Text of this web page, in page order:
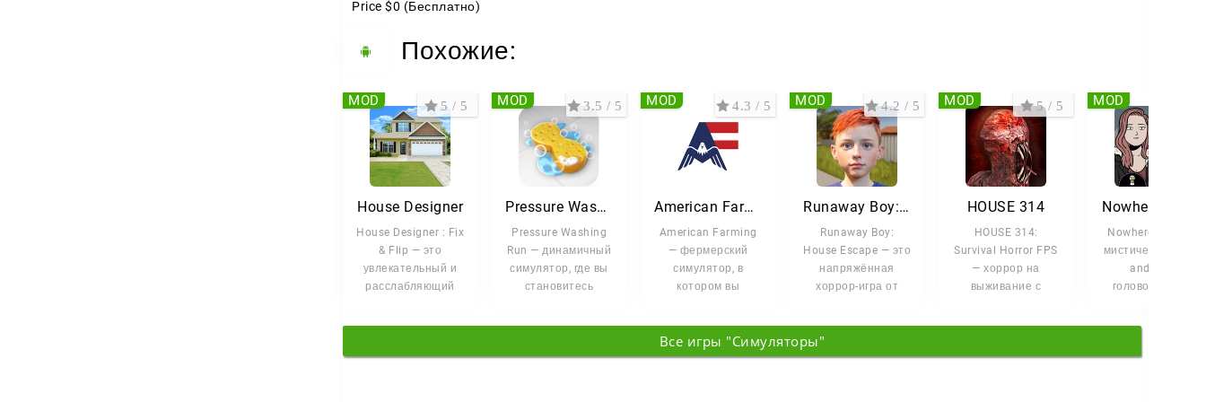
Берите инструменты, выбирайте первый дом и превратите развалины в жильё мечты!
Price $0 (Бесплатно)
Похожие:
House Designer
House Designer : Fix
& Flip — это
увлекательный и
расслабляющий
5 / 5
MOD
Pressure Washing Run
Pressure Washing
Run — динамичный
симулятор, где вы
становитесь
3.5 / 5
MOD
American Farming
American Farming
— фермерский
симулятор, в
котором вы
американским
хозяйством.
4.3 / 5
MOD
Runaway Boy: House Escape
Runaway Boy:
House Escape — это
напряжённая
хоррор-игра от
4.2 / 5
MOD
HOUSE 314
HOUSE 314:
Survival Horror FPS
— хоррор на
выживание с
ждёт
5 / 5
MOD
Nowhere
Nowhere House —
мистическая point-
and-click-
головоломка от
MOD
Все игры "Симуляторы"